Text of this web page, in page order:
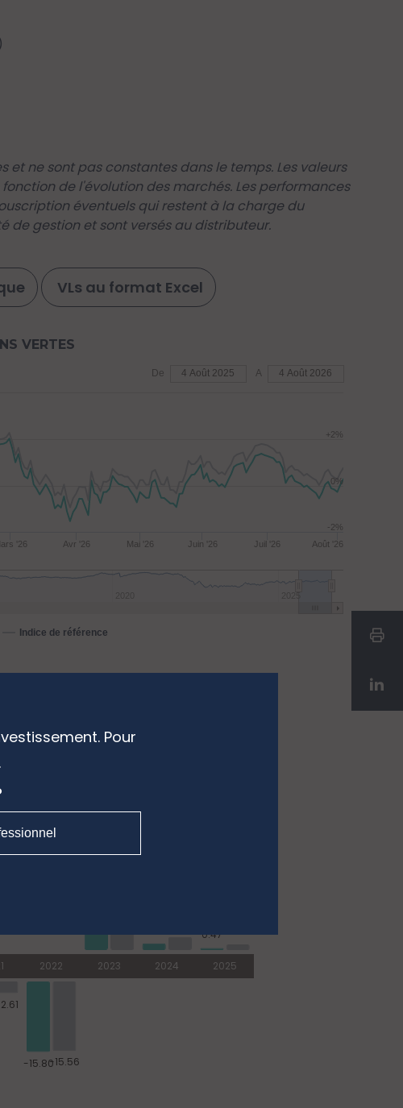
ne sont pas constantes dans le temps. Les valeurs
de l'évolution des marchés. Les performances
éventuels qui restent à la charge du
de gestion et sont versés au distributeur.
VLs au format Excel
De 4 Août 2025 A 4 Août 2026
VERTES
Indice de référence
'26 Avr '26 Mai '26 Juin '26 Juil '26 Août '26
-2%
0%
+2%
Pour